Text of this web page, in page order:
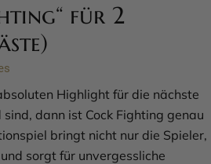
für 2
Highlight für die nächste
dann ist Cock Fighting genau
bringt nicht nur die Spieler,
sorgt für unvergessliche